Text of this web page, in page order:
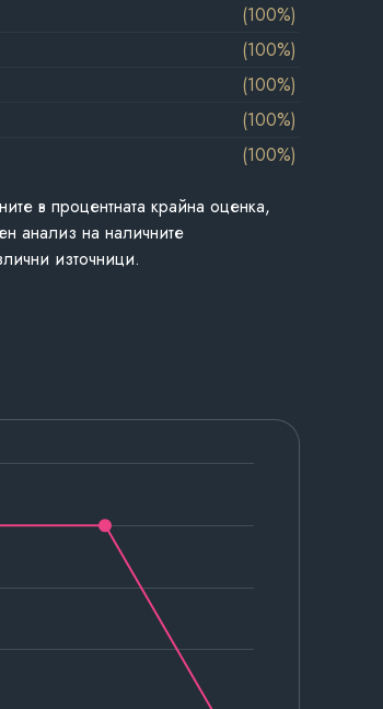
(100%)
(100%)
(100%)
(100%)
(100%)
в процентната крайна оценка,
анализ на наличните
източници.